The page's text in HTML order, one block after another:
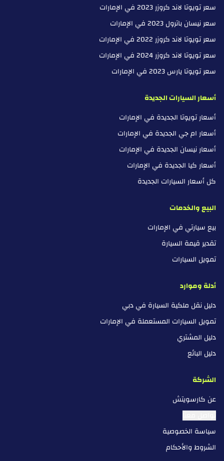
سعر تويوتا لاند كروزر 2023 في الإمارات
سعر نيسان باترول 2023 في الإمارات
سعر تويوتا لاند كروزر 2022 في الإمارات
سعر تويوتا لاند كروزر 2024 في الإمارات
سعر تويوتا يارس 2023 في الإمارات
أسعار السيارات الجديدة
أسعار تويوتا الجديدة في الإمارات
أسعار ام جي الجديدة في الإمارات
أسعار نيسان الجديدة في الإمارات
أسعار كيا الجديدة في الإمارات
كل أسعار السيارات الجديدة
البيع والخدمات
بيع سيارتي في الإمارات
تقدير قيمة السيارة
تمويل السيارات
أدلة وموارد
دليل نقل ملكية السيارة في دبي
تمويل السيارات المستعملة في الإمارات
دليل المشتري
دليل البائع
الشركة
عن كارسويتش
تواصل معنا
سياسة الخصوصية
الشروط والأحكام